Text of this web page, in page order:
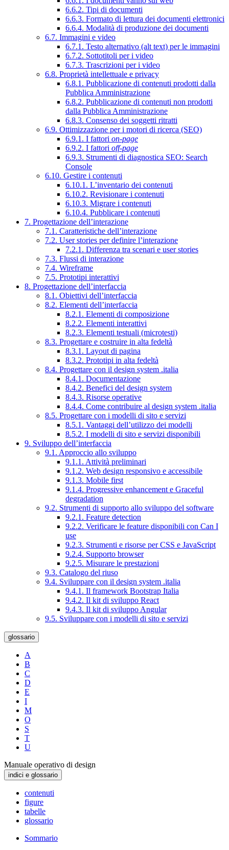
6.6.2. Tipi di documenti
6.6.3. Formato di lettura dei documenti elettronici
6.6.4. Modalità di produzione dei documenti
6.7. Immagini e video
6.7.1. Testo alternativo (alt text) per le immagini
6.7.2. Sottotitoli per i video
6.7.3. Trascrizioni per i video
6.8. Proprietà intellettuale e privacy
6.8.1. Pubblicazione di contenuti prodotti dalla
Pubblica Amministrazione
6.8.2. Pubblicazione di contenuti non prodotti
dalla Pubblica Amministrazione
6.8.3. Consenso dei soggetti ritratti
6.9. Ottimizzazione per i motori di ricerca (SEO)
6.9.1. I fattori on-page
6.9.2. I fattori off-page
6.9.3. Strumenti di diagnostica SEO: Search
Console
6.10. Gestire i contenuti
6.10.1. L’inventario dei contenuti
6.10.2. Revisionare i contenuti
6.10.3. Migrare i contenuti
6.10.4. Pubblicare i contenuti
7. Progettazione dell’interazione
7.1. Caratteristiche dell’interazione
7.2. User stories per definire l’interazione
7.2.1. Differenza tra scenari e user stories
7.3. Flussi di interazione
7.4. Wireframe
7.5. Prototipi interattivi
8. Progettazione dell’interfaccia
8.1. Obiettivi dell’interfaccia
8.2. Elementi dell’interfaccia
8.2.1. Elementi di composizione
8.2.2. Elementi interattivi
8.2.3. Elementi testuali (microtesti)
8.3. Progettare e costruire in alta fedeltà
8.3.1. Layout di pagina
8.3.2. Prototipi in alta fedeltà
8.4. Progettare con il design system .italia
8.4.1. Documentazione
8.4.2. Benefici del design system
8.4.3. Risorse operative
8.4.4. Come contribuire al design system .italia
8.5. Progettare con i modelli di sito e servizi
8.5.1. Vantaggi dell’utilizzo dei modelli
8.5.2. I modelli di sito e servizi disponibili
9. Sviluppo dell’interfaccia
9.1. Approccio allo sviluppo
9.1.1. Attività preliminari
9.1.2. Web design responsivo e accessibile
9.1.3. Mobile first
9.1.4. Progressive enhancement e Graceful
degradation
9.2. Strumenti di supporto allo sviluppo del software
9.2.1. Feature detection
9.2.2. Verificare le feature disponibili con Can I
use
9.2.3. Strumenti e risorse per CSS e JavaScript
9.2.4. Supporto browser
9.2.5. Misurare le prestazioni
9.3. Catalogo del riuso
9.4. Sviluppare con il design system .italia
9.4.1. Il framework Bootstrap Italia
9.4.2. Il kit di sviluppo React
9.4.3. Il kit di sviluppo Angular
9.5. Sviluppare con i modelli di sito e servizi
glossario
A
B
C
D
E
I
M
O
S
T
U
Manuale operativo di design
indici e glossario
contenuti
figure
tabelle
glossario
Sommario